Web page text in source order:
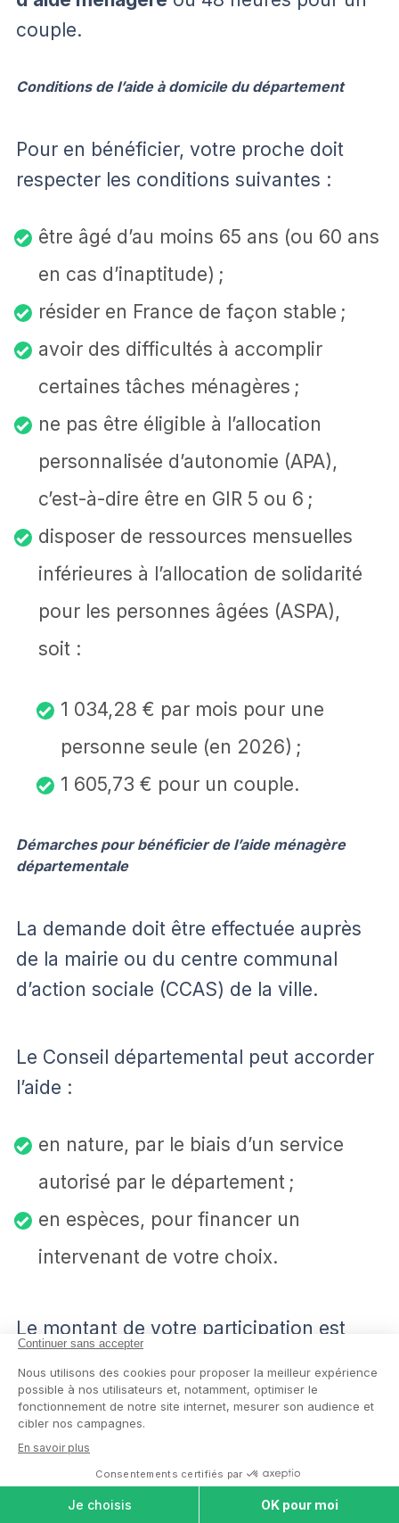
couple.
Conditions de l’aide à domicile du département
Pour en bénéficier, votre proche doit
respecter les conditions suivantes :
être âgé d’au moins 65 ans (ou 60 ans
en cas d’inaptitude) ;
résider en France de façon stable ;
avoir des difficultés à accomplir
certaines tâches ménagères ;
ne pas être éligible à l’allocation
personnalisée d’autonomie (APA),
c’est-à-dire être en GIR 5 ou 6 ;
disposer de ressources mensuelles
inférieures à l’allocation de solidarité
pour les personnes âgées (ASPA),
soit :
1 034,28 € par mois pour une
personne seule (en 2026) ;
1 605,73 € pour un couple.
Démarches pour bénéficier de l’aide ménagère
départementale
La demande doit être effectuée auprès
de la mairie ou du centre communal
d’action sociale (CCAS) de la ville.
Le Conseil départemental peut accorder
l’aide :
en nature, par le biais d’un service
autorisé par le département ;
en espèces, pour financer un
intervenant de votre choix.
Le montant de votre participation est
Bon à savoir :
départementale est une avance
récupérable sur la succession. Le
LISTE AIDES À